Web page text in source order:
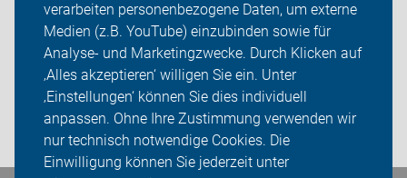
verarbeiten personenbezogene Daten, um externe
Medien (z.B. YouTube) einzubinden sowie für
Analyse- und Marketingzwecke. Durch Klicken auf
‚Alles akzeptieren‘ willigen Sie ein. Unter
‚Einstellungen‘ können Sie dies individuell
anpassen. Ohne Ihre Zustimmung verwenden wir
nur technisch notwendige Cookies. Die
Einwilligung können Sie jederzeit unter
ADFC Velbert
Sei dabei
Presse
Login